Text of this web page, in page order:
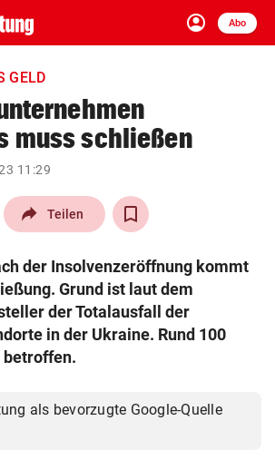
account_circle
Anmelden
Abo
close Schließen
arrow_right
arrow_right
GmbH & Co KG 2026
GELD
muss schließen
11:29
Teilen
der Insolvenzeröffnung kommt
Grund ist laut dem
der Totalausfall der
in der Ukraine. Rund 100
als bevorzugte Google-Quelle